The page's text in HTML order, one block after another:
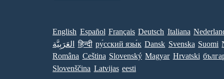
English Español Français Deutsch Italiana
العَرَبِيَّة
हिन्दी ру́сский язы́к Dansk Svenska Suomi
Româna Ceština Slovenský Magyar Hrvatski
Slovenščina Latvijas eesti